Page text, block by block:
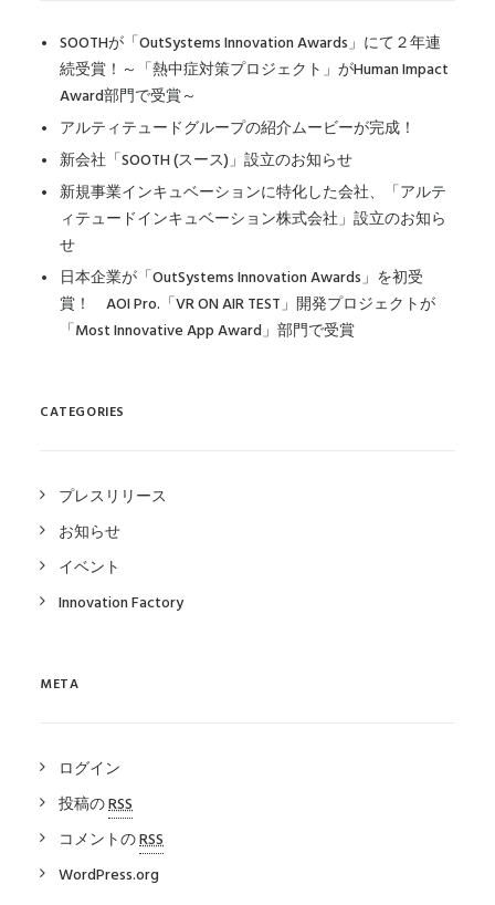
SOOTHが「OutSystems Innovation Awards」にて２年連
続受賞！～「熱中症対策プロジェクト」がHuman Impact
Award部門で受賞～
アルティテュードグループの紹介ムービーが完成！
新会社「SOOTH (スース)」設立のお知らせ
新規事業インキュベーションに特化した会社、「アルテ
ィテュードインキュベーション株式会社」設立のお知ら
せ
日本企業が「OutSystems Innovation Awards」を初受
賞！ AOI Pro.「VR ON AIR TEST」開発プロジェクトが
「Most Innovative App Award」部門で受賞
CATEGORIES
プレスリリース
お知らせ
イベント
Innovation Factory
META
ログイン
投稿のRSS
コメントのRSS
WordPress.org